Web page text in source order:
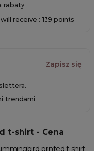
rabaty
receive : 139 points
Zapisz się
trendami
t-shirt - Cena
printed t-shirt